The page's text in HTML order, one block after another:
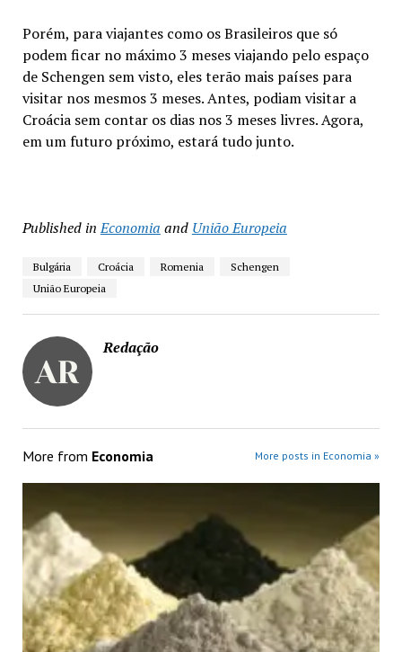
Porém, para viajantes como os Brasileiros que só
podem ficar no máximo 3 meses viajando pelo espaço
de Schengen sem visto, eles terão mais países para
visitar nos mesmos 3 meses. Antes, podiam visitar a
Croácia sem contar os dias nos 3 meses livres. Agora,
em um futuro próximo, estará tudo junto.
Published in Economia and União Europeia
Bulgária Croácia Romenia
Schengen
União Europeia
Redação
More from Economia More posts in Economia »